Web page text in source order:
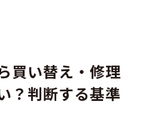
買い替え・修理
？判断する基準